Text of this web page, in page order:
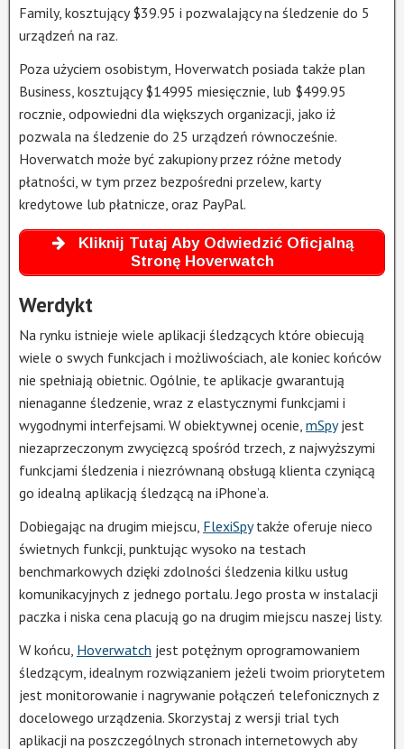
Family, kosztujący $39.95 i pozwalający na śledzenie do 5
urządzeń na raz.
Poza użyciem osobistym, Hoverwatch posiada także plan
Business, kosztujący $14995 miesięcznie, lub $499.95
rocznie, odpowiedni dla większych organizacji, jako iż
pozwala na śledzenie do 25 urządzeń równocześnie.
Hoverwatch może być zakupiony przez różne metody
płatności, w tym przez bezpośredni przelew, karty
kredytowe lub płatnicze, oraz PayPal.
Kliknij Tutaj Aby Odwiedzić Oficjalną
Stronę Hoverwatch
Werdykt
Na rynku istnieje wiele aplikacji śledzących które obiecują
wiele o swych funkcjach i możliwościach, ale koniec końców
nie spełniają obietnic. Ogólnie, te aplikacje gwarantują
nienaganne śledzenie, wraz z elastycznymi funkcjami i
wygodnymi interfejsami. W obiektywnej ocenie, mSpyjest
niezaprzeczonym zwycięzcą spośród trzech, z najwyższymi
funkcjami śledzenia i niezrównaną obsługą klienta czyniącą
go idealną aplikacją śledzącą na iPhone’a.
Dobiegając na drugim miejscu, FlexiSpytakże oferuje nieco
świetnych funkcji, punktując wysoko na testach
benchmarkowych dzięki zdolności śledzenia kilku usług
komunikacyjnych z jednego portalu. Jego prosta w instalacji
paczka i niska cena placują go na drugim miejscu naszej listy.
W końcu, Hoverwatch jest potężnym oprogramowaniem
śledzącym, idealnym rozwiązaniem jeżeli twoim priorytetem
jest monitorowanie i nagrywanie połączeń telefonicznych z
docelowego urządzenia. Skorzystaj z wersji trial tych
aplikacji na poszczególnych stronach internetowych aby